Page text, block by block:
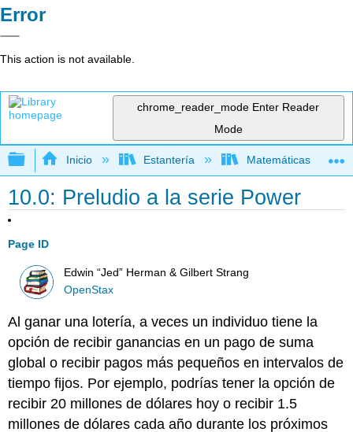
Error
This action is not available.
chrome_reader_mode Enter Reader
Mode
Expandir/contraer jerarquía global
Inicio Estantería Matemáticas
10.0: Preludio a la serie Power
Page ID
Edwin “Jed” Herman & Gilbert Strang
OpenStax
Al ganar una lotería, a veces un individuo tiene la
opción de recibir ganancias en un pago de suma
global o recibir pagos más pequeños en intervalos de
tiempo fijos. Por ejemplo, podrías tener la opción de
recibir 20 millones de dólares hoy o recibir 1.5
millones de dólares cada año durante los próximos